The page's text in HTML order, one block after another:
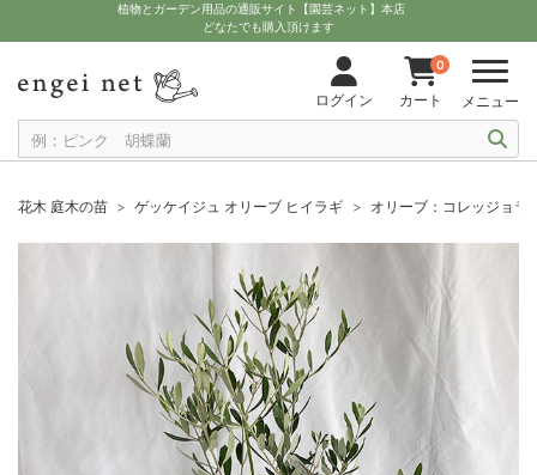
植物とガーデン用品の通販サイト【園芸ネット】本店
どなたでも購入頂けます
ログイン
0
カート メニュー
花木 庭木の苗 ゲッケイジュ オリーブ ヒイラギ オリーブ：コレッジョラ